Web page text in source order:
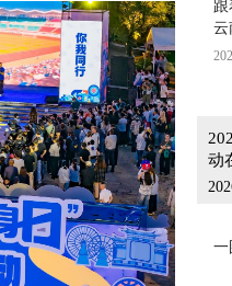
跟
云
报
在
一